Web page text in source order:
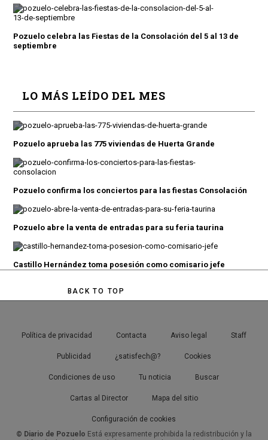
Pozuelo celebra las Fiestas de la Consolación del 5 al 13 de
septiembre
LO MÁS LEÍDO DEL MES
Pozuelo aprueba las 775 viviendas de Huerta Grande
Pozuelo confirma los conciertos para las fiestas Consolación
Pozuelo abre la venta de entradas para su feria taurina
Castillo Hernández toma posesión como comisario jefe
BACK TO TOP
Política de privacidad Contacta Aviso legal Staff
Publicidad ¿satisfech@? Cookies
Condiciones de uso Tu noticia Buscar
Cartas al Director Mapa del sitio
Configuración de cookies
© Diario de Pozuelo Está expresamente prohibida la redistribución y la